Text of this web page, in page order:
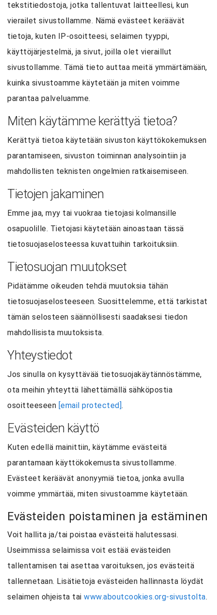
tekstitiedostoja, jotka tallentuvat laitteellesi, kun
vierailet sivustollamme. Nämä evästeet keräävät
tietoja, kuten IP-osoitteesi, selaimen tyyppi,
käyttöjärjestelmä, ja sivut, joilla olet vieraillut
sivustollamme. Tämä tieto auttaa meitä ymmärtämään,
kuinka sivustoamme käytetään ja miten voimme
parantaa palveluamme.
Miten käytämme kerättyä tietoa?
Kerättyä tietoa käytetään sivuston käyttökokemuksen
parantamiseen, sivuston toiminnan analysointiin ja
mahdollisten teknisten ongelmien ratkaisemiseen.
Tietojen jakaminen
Emme jaa, myy tai vuokraa tietojasi kolmansille
osapuolille. Tietojasi käytetään ainoastaan tässä
tietosuojaselosteessa kuvattuihin tarkoituksiin.
Tietosuojan muutokset
Pidätämme oikeuden tehdä muutoksia tähän
tietosuojaselosteeseen. Suosittelemme, että tarkistat
tämän selosteen säännöllisesti saadaksesi tiedon
mahdollisista muutoksista.
Yhteystiedot
Jos sinulla on kysyttävää tietosuojakäytännöstämme,
ota meihin yhteyttä lähettämällä sähköpostia
osoitteeseen [email protected].
Evästeiden käyttö
Kuten edellä mainittiin, käytämme evästeitä
parantamaan käyttökokemusta sivustollamme.
Evästeet keräävät anonyymiä tietoa, jonka avulla
voimme ymmärtää, miten sivustoamme käytetään.
Evästeiden poistaminen ja estäminen
Voit hallita ja/tai poistaa evästeitä halutessasi.
Useimmissa selaimissa voit estää evästeiden
tallentamisen tai asettaa varoituksen, jos evästeitä
tallennetaan. Lisätietoja evästeiden hallinnasta löydät
selaimen ohjeista tai www.aboutcookies.org-sivustolta.